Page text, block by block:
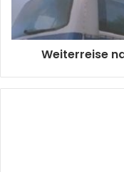
Weiterreise